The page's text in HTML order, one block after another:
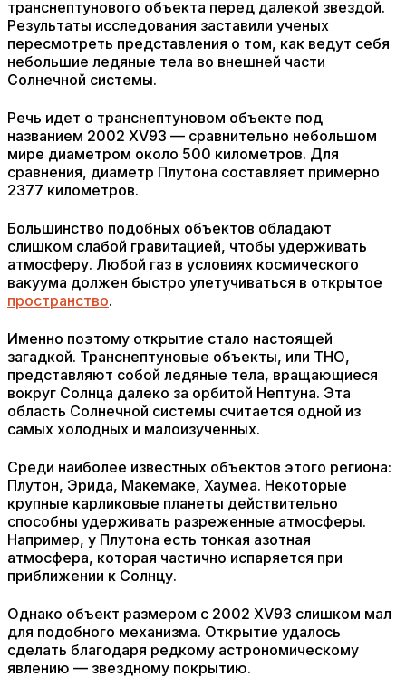
транснептунового объекта перед далекой звездой.
Результаты исследования заставили ученых
пересмотреть представления о том, как ведут себя
небольшие ледяные тела во внешней части
Солнечной системы.
Речь идет о транснептуновом объекте под
названием 2002 XV93 — сравнительно небольшом
мире диаметром около 500 километров. Для
сравнения, диаметр Плутона составляет примерно
2377 километров.
Большинство подобных объектов обладают
слишком слабой гравитацией, чтобы удерживать
атмосферу. Любой газ в условиях космического
вакуума должен быстро улетучиваться в открытое
пространство.
Именно поэтому открытие стало настоящей
загадкой. Транснептуновые объекты, или ТНО,
представляют собой ледяные тела, вращающиеся
вокруг Солнца далеко за орбитой Нептуна. Эта
область Солнечной системы считается одной из
самых холодных и малоизученных.
Среди наиболее известных объектов этого региона:
Плутон, Эрида, Макемаке, Хаумеа. Некоторые
крупные карликовые планеты действительно
способны удерживать разреженные атмосферы.
Например, у Плутона есть тонкая азотная
атмосфера, которая частично испаряется при
приближении к Солнцу.
Однако объект размером с 2002 XV93 слишком мал
для подобного механизма. Открытие удалось
сделать благодаря редкому астрономическому
явлению — звездному покрытию.